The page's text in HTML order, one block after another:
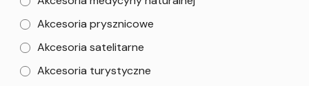
Akcesoria prysznicowe
Akcesoria satelitarne
Akcesoria turystyczne